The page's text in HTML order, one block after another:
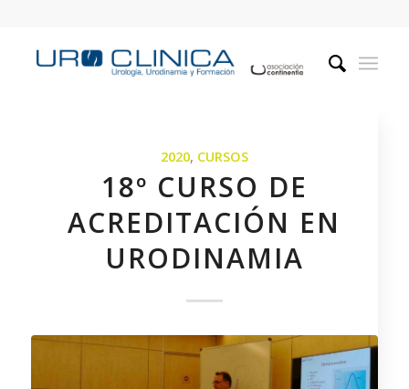
2020, CURSOS
18º CURSO DE
ACREDITACIÓN EN
URODINAMIA